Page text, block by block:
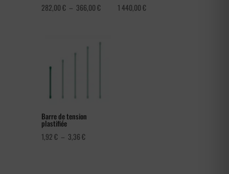
282,00€ – 366,00€Plage
282,00 €
1 440,00€
Barre de tension
plastifiée
1,92€ – 3,36€Plage